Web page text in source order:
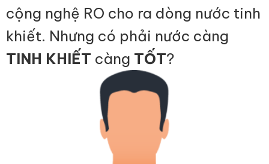
cộng nghệ RO cho ra dòng nước tinh
khiết. Nhưng có phải nước càng
TINH KHIẾT càng TỐT?